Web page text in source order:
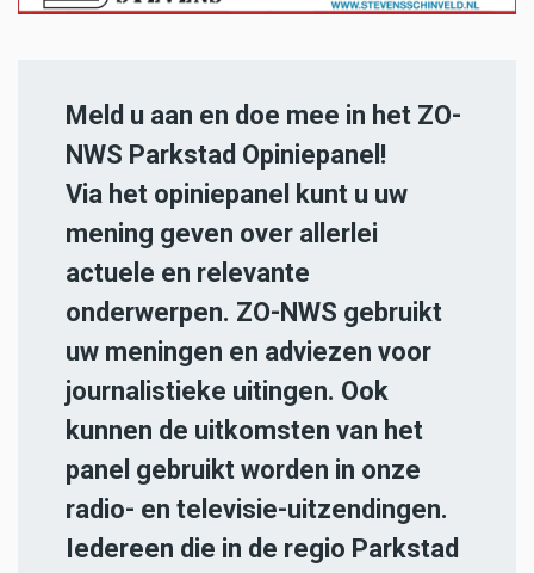
Meld u aan en doe mee in het ZO-
NWS Parkstad Opiniepanel!
Via het opiniepanel kunt u uw
mening geven over allerlei
actuele en relevante
onderwerpen. ZO-NWS gebruikt
uw meningen en adviezen voor
journalistieke uitingen. Ook
kunnen de uitkomsten van het
panel gebruikt worden in onze
radio- en televisie-uitzendingen.
Iedereen die in de regio Parkstad